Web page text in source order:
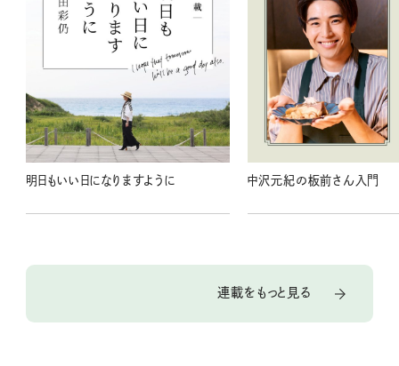
明日もいい日になりますように 中沢元紀の板前さん入門
連載をもっと見る